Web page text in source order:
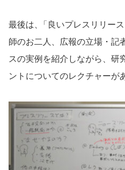
最後は
「良いプレスリリー
師のお二人、広報の立場・記
スの実例を紹介しながら、研
ントについてのレクチャーが